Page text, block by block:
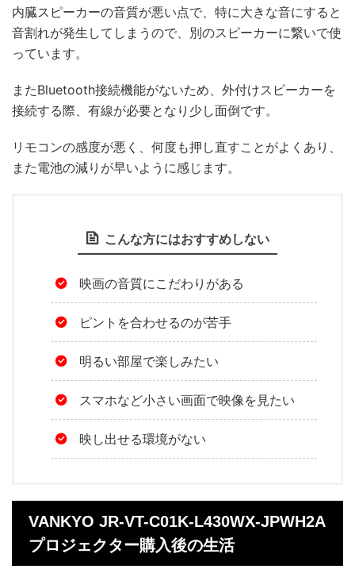
内臓スピーカーの音質が悪い点で、特に大きな音にすると
音割れが発生してしまうので、別のスピーカーに繋いで使
っています。
またBluetooth接続機能がないため、外付けスピーカーを
接続する際、有線が必要となり少し面倒です。
リモコンの感度が悪く、何度も押し直すことがよくあり、
また電池の減りが早いように感じます。
こんな方にはおすすめしない
映画の音質にこだわりがある
ピントを合わせるのが苦手
明るい部屋で楽しみたい
スマホなど小さい画面で映像を見たい
映し出せる環境がない
VANKYO JR-VT-C01K-L430WX-JPWH2A
プロジェクター購入後の生活